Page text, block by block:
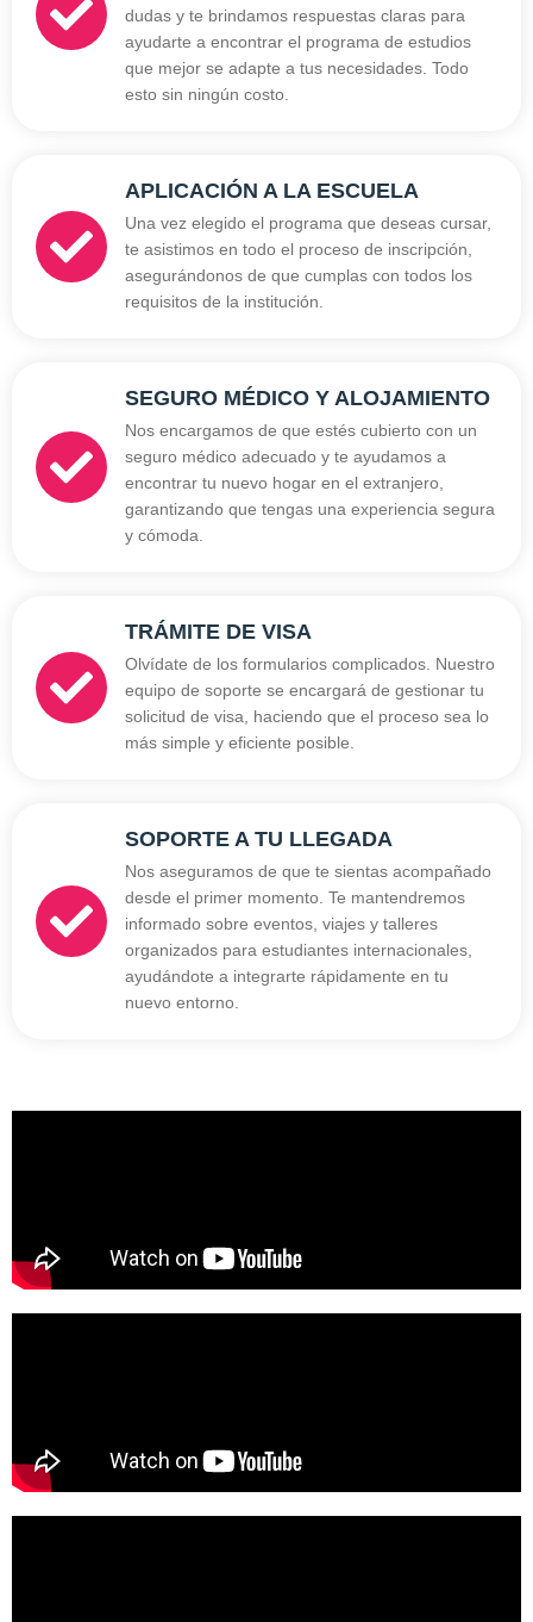
dudas y te brindamos respuestas claras para
ayudarte a encontrar el programa de estudios
que mejor se adapte a tus necesidades. Todo
esto sin ningún costo.
APLICACIÓN A LA ESCUELA
Una vez elegido el programa que deseas cursar,
te asistimos en todo el proceso de inscripción,
asegurándonos de que cumplas con todos los
requisitos de la institución.
SEGURO MÉDICO Y ALOJAMIENTO
Nos encargamos de que estés cubierto con un
seguro médico adecuado y te ayudamos a
encontrar tu nuevo hogar en el extranjero,
garantizando que tengas una experiencia segura
y cómoda.
TRÁMITE DE VISA
Olvídate de los formularios complicados. Nuestro
equipo de soporte se encargará de gestionar tu
solicitud de visa, haciendo que el proceso sea lo
más simple y eficiente posible.
SOPORTE A TU LLEGADA
Nos aseguramos de que te sientas acompañado
desde el primer momento. Te mantendremos
informado sobre eventos, viajes y talleres
organizados para estudiantes internacionales,
ayudándote a integrarte rápidamente en tu
nuevo entorno.